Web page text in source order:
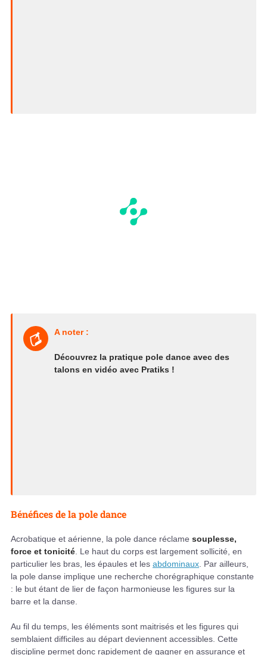
A noter :
Découvrez la pratique pole dance avec des
talons en vidéo avec Pratiks !
Bénéfices de la pole dance
Acrobatique et aérienne, la pole dance réclame souplesse,
force et tonicité . Le haut du corps est largement sollicité, en
particulier les bras, les épaules et les abdominaux . Par ailleurs,
la pole danse implique une recherche chorégraphique constante
: le but étant de lier de façon harmonieuse les figures sur la
barre et la danse.
Au fil du temps, les éléments sont maitrisés et les figures qui
semblaient difficiles au départ deviennent accessibles. Cette
discipline permet donc rapidement de gagner en assurance et